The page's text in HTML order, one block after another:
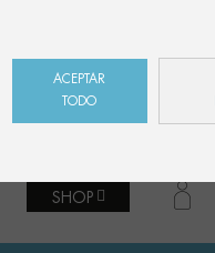
SHOP
ACEPTAR
TODO